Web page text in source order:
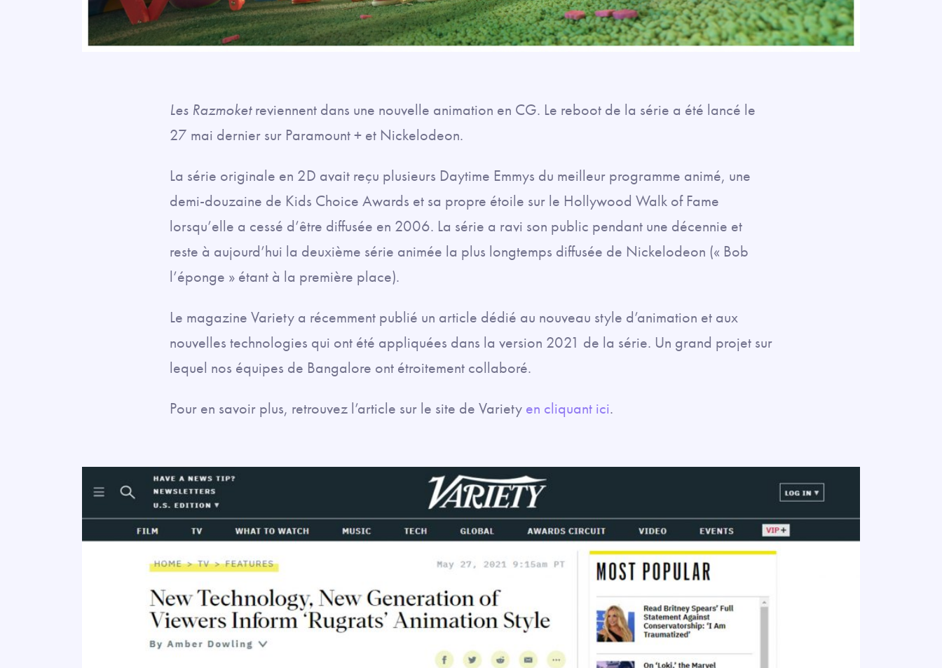
Les Razmoketreviennent dans une nouvelle animation en CG. Le reboot de la série a été lancé le
27 mai dernier sur Paramount + et Nickelodeon.
La série originale en 2D avait reçu plusieurs Daytime Emmys du meilleur programme animé, une
demi-douzaine de Kids Choice Awards et sa propre étoile sur le Hollywood Walk of Fame
lorsqu’elle a cessé d’être diffusée en 2006. La série a ravi son public pendant une décennie et
reste à aujourd’hui la deuxième série animée la plus longtemps diffusée de Nickelodeon (« Bob
l’éponge » étant à la première place).
Le magazine Variety a récemment publié un article dédié au nouveau style d’animation et aux
nouvelles technologies qui ont été appliquées dans la version 2021 de la série. Un grand projet sur
lequel nos équipes de Bangalore ont étroitement collaboré.
Pour en savoir plus, retrouvez l’article sur le site de Variety en cliquant ici.